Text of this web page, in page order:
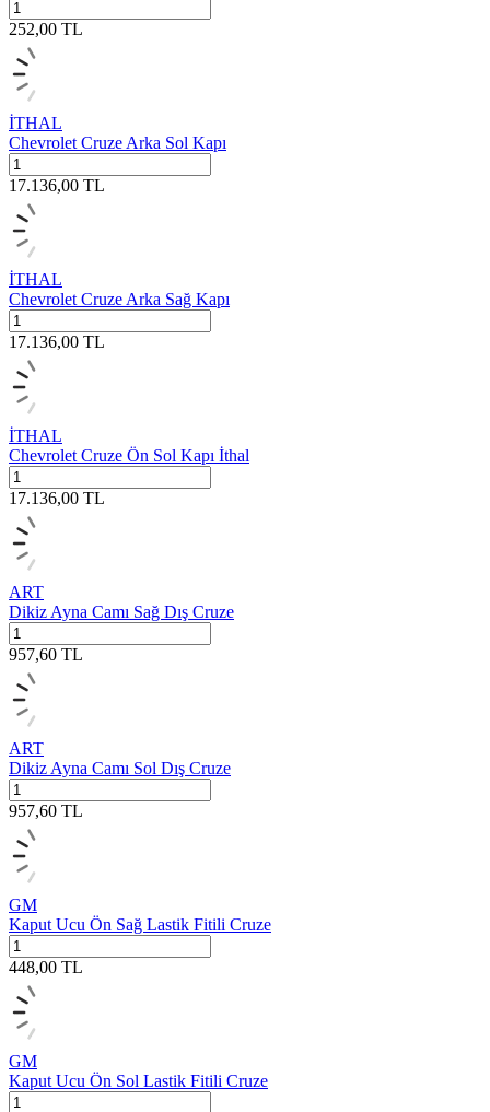
252,00 TL
İTHAL
Chevrolet Cruze Arka Sol Kapı
17.136,00 TL
İTHAL
Chevrolet Cruze Arka Sağ Kapı
17.136,00 TL
İTHAL
Chevrolet Cruze Ön Sol Kapı İthal
17.136,00 TL
ART
Dikiz Ayna Camı Sağ Dış Cruze
957,60 TL
ART
Dikiz Ayna Camı Sol Dış Cruze
957,60 TL
GM
Kaput Ucu Ön Sağ Lastik Fitili Cruze
448,00 TL
GM
Kaput Ucu Ön Sol Lastik Fitili Cruze